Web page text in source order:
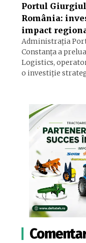
Portul
România:
impact
Administraţia
Constanţa a
Logistics,
o investiţie